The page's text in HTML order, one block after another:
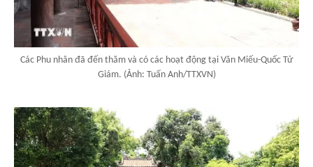
Các Phu nhân đã đến thăm và có các hoạt động tại Văn Miếu-Quốc Tử
Giám. (Ảnh: Tuấn Anh/TTXVN)